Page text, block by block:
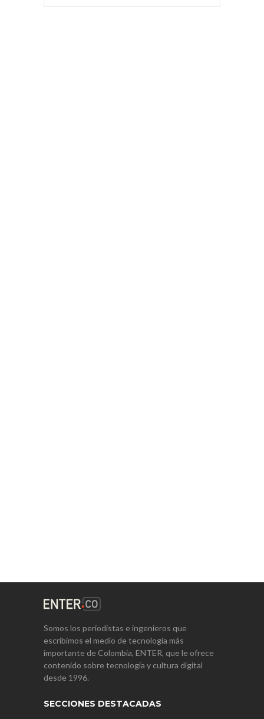
Somos los periodistas e ingenieros que
escribimos el medio de tecnología más
importante de Colombia, ENTER, que le ofrece
contenido sobre tecnología y cultura digital
desde 1996.
SECCIONES DESTACADAS